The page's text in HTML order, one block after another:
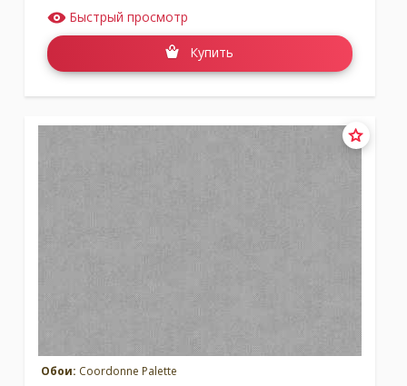
Быстрый просмотр
Купить
Обои: Coordonne Palette